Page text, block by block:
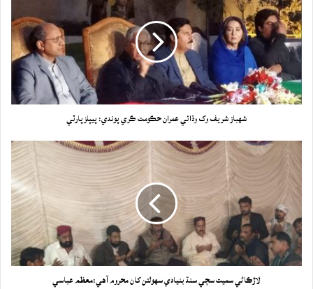
شهباز شريف وک وڌائي عمران حڪومت ڪري پوندي: پيپلزپارٽي
لاڙڪاڻي سميت سڄي سنڌ بنيادي سهولتن کان محروم آهي:معظم عباسي